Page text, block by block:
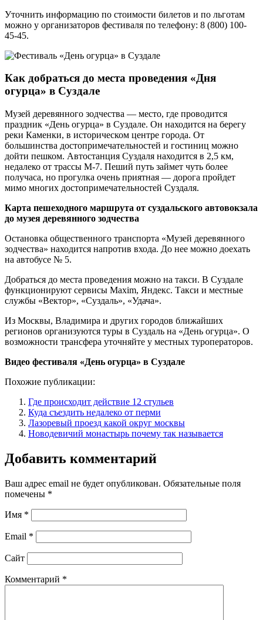
Уточнить информацию по стоимости билетов и по льготам
можно у организаторов фестиваля по телефону: 8 (800) 100-
45-45.
Как добраться до места проведения «Дня
огурца» в Суздале
Музей деревянного зодчества — место, где проводится
праздник «День огурца» в Суздале. Он находится на берегу
реки Каменки, в историческом центре города. От
большинства достопримечательностей и гостиниц можно
дойти пешком. Автостанция Суздаля находится в 2,5 км,
недалеко от трассы М-7. Пеший путь займет чуть более
получаса, но прогулка очень приятная — дорога пройдет
мимо многих достопримечательностей Суздаля.
Карта пешеходного маршрута от суздальского автовокзала
до музея деревянного зодчества
Остановка общественного транспорта «Музей деревянного
зодчества» находится напротив входа. До нее можно доехать
на автобусе № 5.
Добраться до места проведения можно на такси. В Суздале
функционируют сервисы Maxim, Яндекс. Такси и местные
службы «Вектор», «Суздаль», «Удача».
Из Москвы, Владимира и других городов ближайших
регионов организуются туры в Суздаль на «День огурца». О
возможности трансфера уточняйте у местных туроператоров.
Видео фестиваля «День огурца» в Суздале
Похожие публикации:
Где происходит действие 12 стульев
Куда съездить недалеко от перми
Лазоревый проезд какой округ москвы
Новодевичий монастырь почему так называется
Добавить комментарий
Ваш адрес email не будет опубликован. Обязательные поля
помечены *
Имя *
Email *
Сайт
Комментарий *